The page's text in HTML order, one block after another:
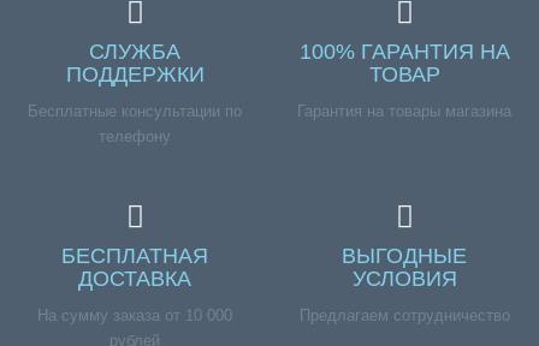
СЛУЖБА
ПОДДЕРЖКИ
Бесплатные консультации по
телефону
100% ГАРАНТИЯ НА
ТОВАР
Гарантия на товары магазина
БЕСПЛАТНАЯ
ДОСТАВКА
На сумму заказа от 10 000
рублей
ВЫГОДНЫЕ
УСЛОВИЯ
Предлагаем сотрудничество